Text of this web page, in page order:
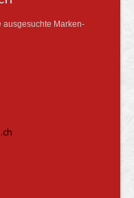
ausgesuchte Marken­